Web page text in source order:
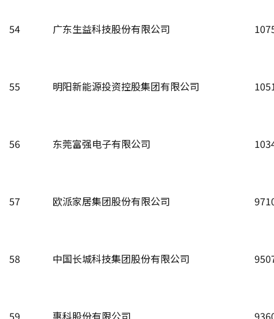
54 广东生益科技股份有限公司
55 明阳新能源投资控股集团有限公司
56 东莞富强电子有限公司
57 欧派家居集团股份有限公司
58 中国长城科技集团股份有限公司
59 惠科股份有限公司